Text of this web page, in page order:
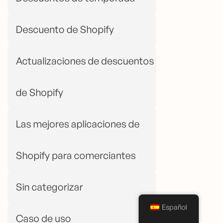
Descuento de Shopify
Actualizaciones de descuentos
de Shopify
Las mejores aplicaciones de
Shopify para comerciantes
Sin categorizar
Caso de uso
Español